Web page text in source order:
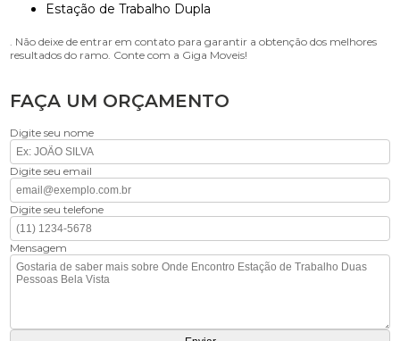
Estação de Trabalho Dupla
. Não deixe de entrar em contato para garantir a obtenção dos melhores
resultados do ramo. Conte com a Giga Moveis!
FAÇA UM ORÇAMENTO
Digite seu nome
Digite seu email
Digite seu telefone
Mensagem